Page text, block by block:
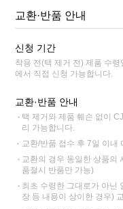
교환·반품 안내
신청 기간
착용 전(택 제거 전) 제품 수
에서 직접 신청 가능합니다.
교환·반품 안내
택 제거와 제품 훼손 없이
리 가능합니다.
교환/반품 접수 후 7일 이내
교환의 경우 동일한 상품의
품절시 반품만 가능)
최초 수령한 그대로가 아닌
장 등 내용이 상이한 경우)